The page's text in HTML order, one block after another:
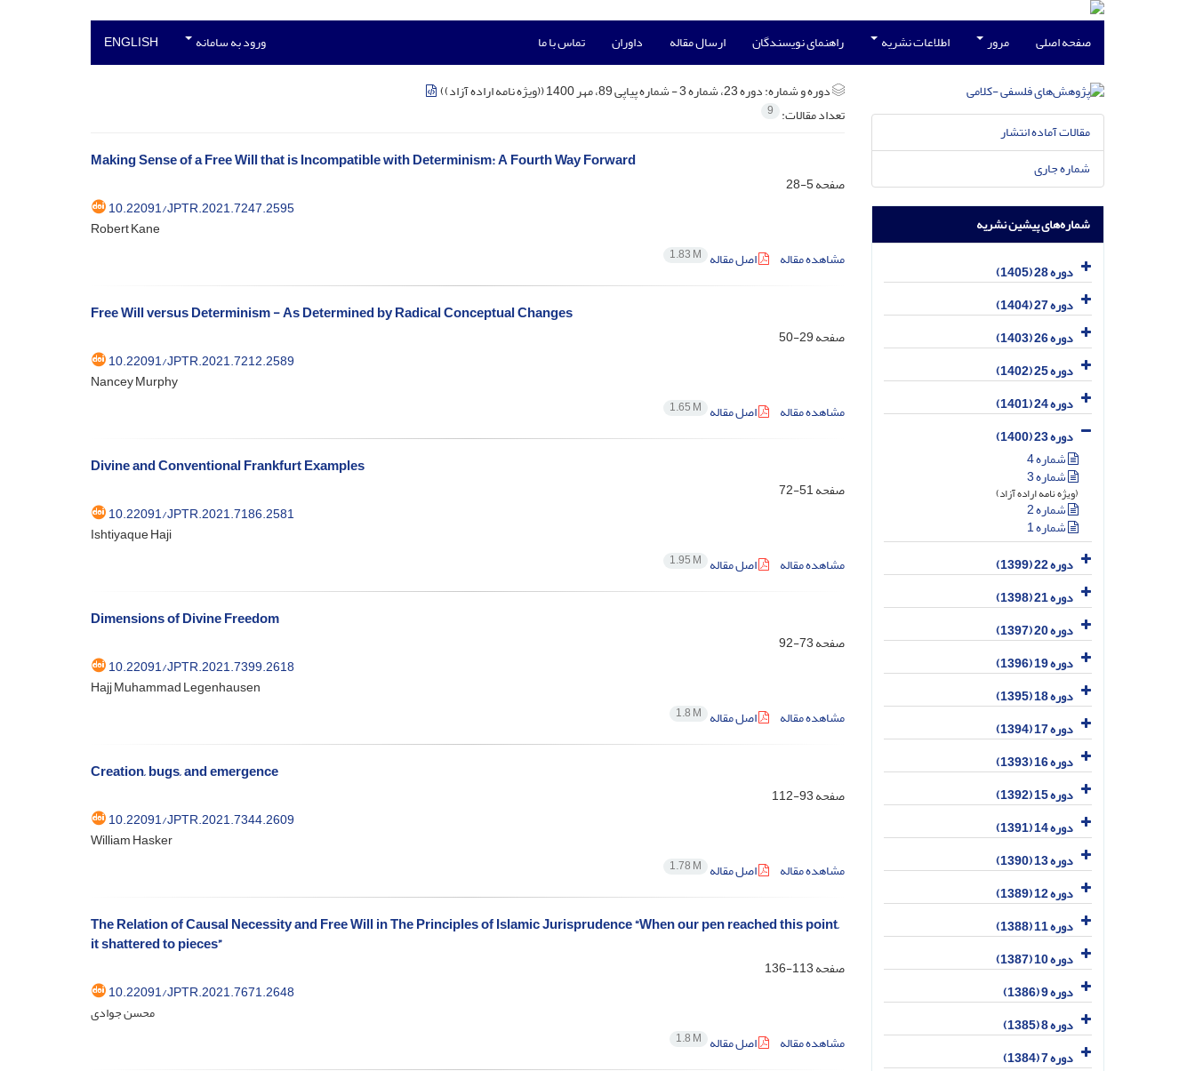
صفحه اصلی مرور اطلاعات نشریه راهنمای نویسندگان ارسال مقاله داوران تماس با ما ورود به سامانه ENGLISH
دوره و شماره:دوره 23، شماره 3 - شماره پیاپی 89، مهر 1400 ((ویژه نامه اراده آزاد))
تعداد مقالات: 9
Making Sense of a Free Will that is Incompatible with Determinism: A Fourth Way Forward
صفحه5-28
10.22091/JPTR.2021.7247.2595
Robert Kane
مشاهده مقاله
اصل مقاله 1.83 M
Free Will versus Determinism - As Determined by Radical Conceptual Changes
صفحه29-50
10.22091/JPTR.2021.7212.2589
Nancey Murphy
مشاهده مقاله
اصل مقاله 1.65 M
Divine and Conventional Frankfurt Examples
صفحه51-72
10.22091/JPTR.2021.7186.2581
Ishtiyaque Haji
مشاهده مقاله
اصل مقاله 1.95 M
Dimensions of Divine Freedom
صفحه73-92
10.22091/JPTR.2021.7399.2618
Hajj Muhammad Legenhausen
مشاهده مقاله
اصل مقاله 1.8 M
Creation, bugs, and emergence
صفحه93-112
10.22091/JPTR.2021.7344.2609
William Hasker
مشاهده مقاله
اصل مقاله 1.78 M
The Relation of Causal Necessity and Free Will in The Principles of Islamic Jurisprudence “When our pen reached this point,
it shattered to pieces”
صفحه113-136
10.22091/JPTR.2021.7671.2648
محسن جوادی
مشاهده مقاله
اصل مقاله 1.8 M
مقالات آماده انتشار
شماره جاری
شماره‌های پیشین نشریه
دوره 28 (1405)
دوره 27 (1404)
دوره 26 (1403)
دوره 25 (1402)
دوره 24 (1401)
دوره 23 (1400)
شماره 4
شماره 3
(ویژه نامه اراده آزاد)
شماره 2
شماره 1
دوره 22 (1399)
دوره 21 (1398)
دوره 20 (1397)
دوره 19 (1396)
دوره 18 (1395)
دوره 17 (1394)
دوره 16 (1393)
دوره 15 (1392)
دوره 14 (1391)
دوره 13 (1390)
دوره 12 (1389)
دوره 11 (1388)
دوره 10 (1387)
دوره 9 (1386)
دوره 8 (1385)
دوره 7 (1384)